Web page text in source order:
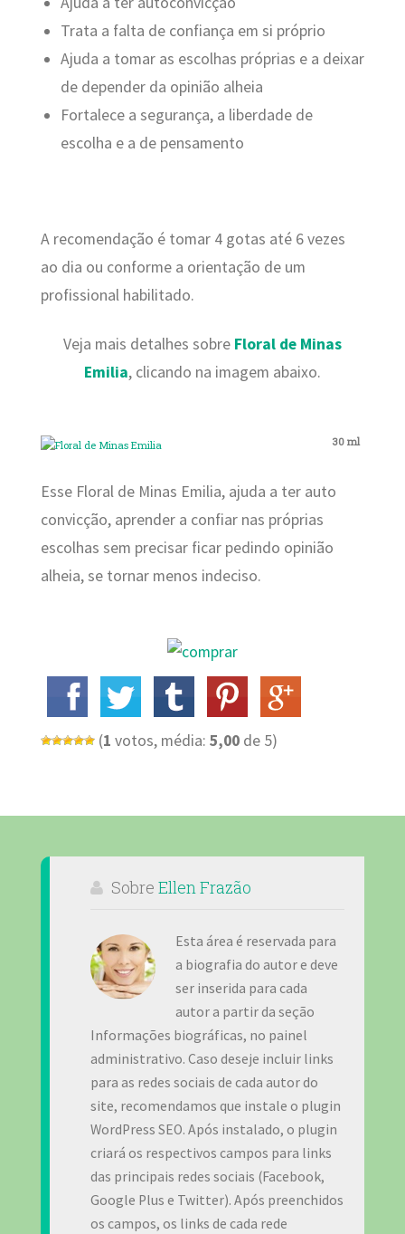
Trata a falta de confiança em si próprio
Ajuda a tomar as escolhas próprias e a deixar
de depender da opinião alheia
Fortalece a segurança, a liberdade de
escolha e a de pensamento
A recomendação é tomar 4 gotas até 6 vezes
ao dia ou conforme a orientação de um
profissional habilitado.
Veja mais detalhes sobre Floral de Minas
Emilia, clicando na imagem abaixo.
30 ml
Esse Floral de Minas Emilia, ajuda a ter auto
convicção, aprender a confiar nas próprias
escolhas sem precisar ficar pedindo opinião
alheia, se tornar menos indeciso.
(1 votos, média: 5,00de 5)
Sobre Ellen Frazão
Esta área é reservada para
a biografia do autor e deve
ser inserida para cada
autor a partir da seção
Informações biográficas, no painel
administrativo. Caso deseje incluir links
para as redes sociais de cada autor do
site, recomendamos que instale o plugin
WordPress SEO. Após instalado, o plugin
criará os respectivos campos para links
das principais redes sociais (Facebook,
Google Plus e Twitter). Após preenchidos
os campos, os links de cada rede